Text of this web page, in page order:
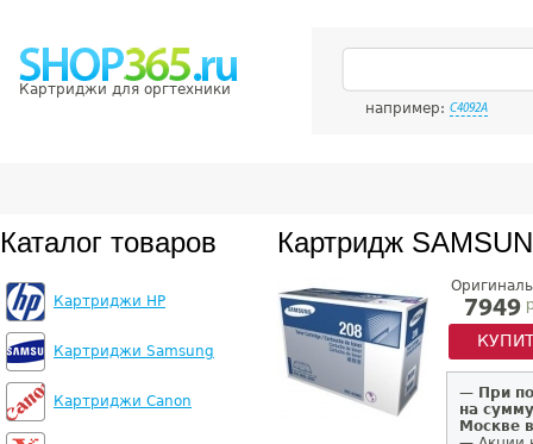
Картриджи для оргтехники
например: C4092A
Каталог товаров
Картриджи HP
Картриджи Samsung
Картриджи Canon
Картридж
7949
— При
на
Москве